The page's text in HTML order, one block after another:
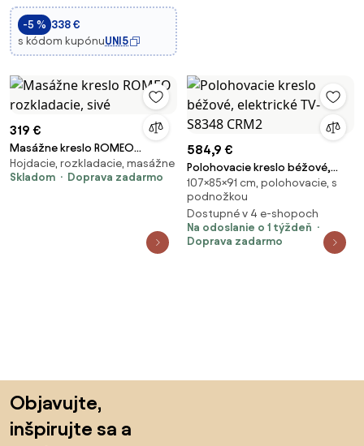
Living Room, Light Gray | Aosom
-5 % 338 €
s kódom kupónuUNI5
319 €
Masážne kreslo ROMEO
rozkladacie, sivé
Hojdacie, rozkladacie, masážne
Skladom
Doprava zadarmo
584,9 €
Polohovacie kreslo béžové,
elektrické TV-S8348 CRM2
107×85×91 cm, polohovacie, s
podnožkou
Dostupné v 4 e-shopoch
Na odoslanie o 1 týždeň
Doprava zadarmo
Objavujte,
inšpirujte sa a